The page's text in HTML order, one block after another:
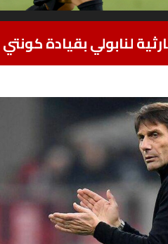
لنابولي بقيادة كونتي